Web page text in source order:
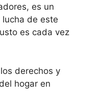
es un
de este
es cada vez
derechos y
hogar en